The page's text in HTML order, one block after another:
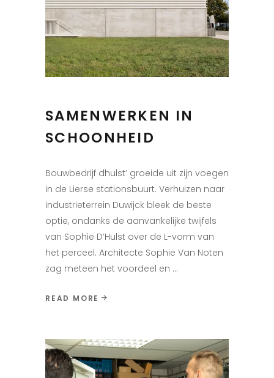
SAMENWERKEN IN
SCHOONHEID
Bouwbedrijf dhulst’ groeide uit zijn voegen
in de Lierse stationsbuurt. Verhuizen naar
industrieterrein Duwijck bleek de beste
optie, ondanks de aanvankelijke twijfels
van Sophie D’Hulst over de L-vorm van
het perceel. Architecte Sophie Van Noten
zag meteen het voordeel en
READ MORE